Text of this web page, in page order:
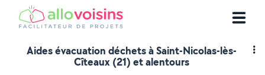
Aides évacuation déchets à Saint-Nicolas-lès-
Cîteaux (21) et alentours